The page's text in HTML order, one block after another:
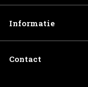
Informatie
Contact